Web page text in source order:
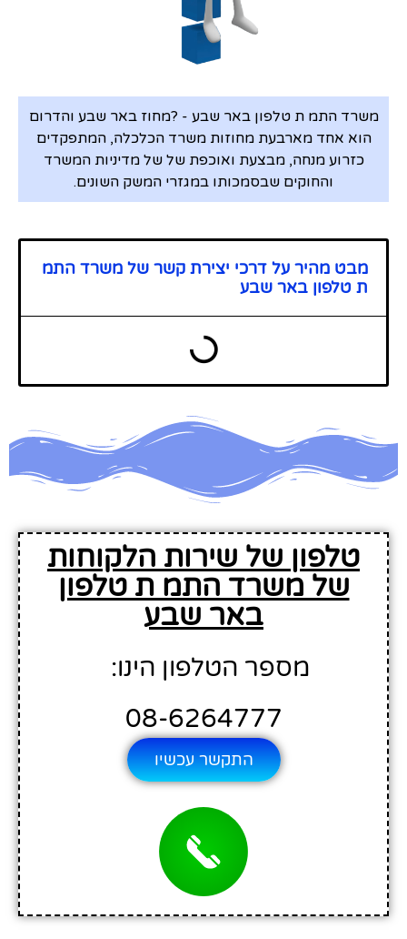
משרד התמ ת טלפון באר שבע - ?מחוז באר שבע והדרום
הוא אחד מארבעת מחוזות משרד הכלכלה, המתפקדים
כזרוע מנחה, מבצעת ואוכפת של של מדיניות המשרד
והחוקים שבסמכותו במגזרי המשק השונים.
מבט מהיר על דרכי יצירת קשר של משרד התמ
ת טלפון באר שבע
טלפון של שירות הלקוחות
של משרד התמ ת טלפון
באר שבע
מספר הטלפון הינו:
08-6264777
התקשר עכשיו